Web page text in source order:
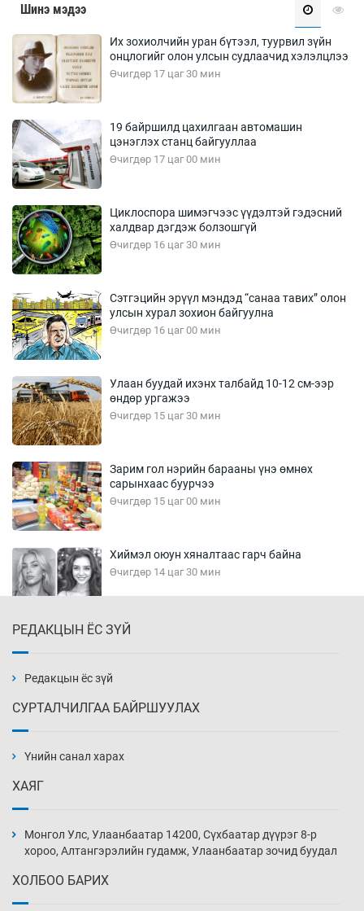
Шинэ мэдээ
Их зохиолчийн уран бүтээл, туурвил зүйн
онцлогийг олон улсын судлаачид хэлэлцлээ
Өчигдөр 17 цаг 30 мин
19 байршилд цахилгаан автомашин
цэнэглэх станц байгууллаа
Өчигдөр 17 цаг 00 мин
Циклоспора шимэгчээс үүдэлтэй гэдэсний
халдвар дэгдэж болзошгүй
Өчигдөр 16 цаг 30 мин
Сэтгэцийн эрүүл мэндэд “санаа тавих” олон
улсын хурал зохион байгуулна
Өчигдөр 16 цаг 00 мин
Улаан буудай ихэнх талбайд 10-12 см-ээр
өндөр ургажээ
Өчигдөр 15 цаг 30 мин
Зарим гол нэрийн барааны үнэ өмнөх
сарынхаас буурчээ
Өчигдөр 15 цаг 00 мин
Хиймэл оюун хяналтаас гарч байна
Өчигдөр 14 цаг 30 мин
Өчигдөр 14 цаг 00 мин
нэмэгджээ
Өчигдөр 13 цаг 30 мин
РЕДАКЦЫН ЁС ЗҮЙ
Редакцын ёс зүй
СУРТАЛЧИЛГАА БАЙРШУУЛАХ
Үнийн санал харах
ХАЯГ
Монгол Улс, Улаанбаатар 14200, Сүхбаатар дүүрэг 8-р
хороо, Алтангэрэлийн гудамж, Улаанбаатар зочид буудал
ХОЛБОО БАРИХ